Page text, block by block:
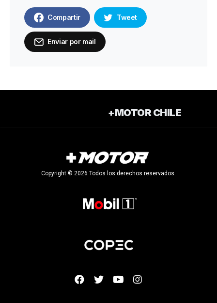
Compartir Tweet
Enviar por mail
+MOTOR CHILE
Copyright © 2026 Todos los derechos reservados.